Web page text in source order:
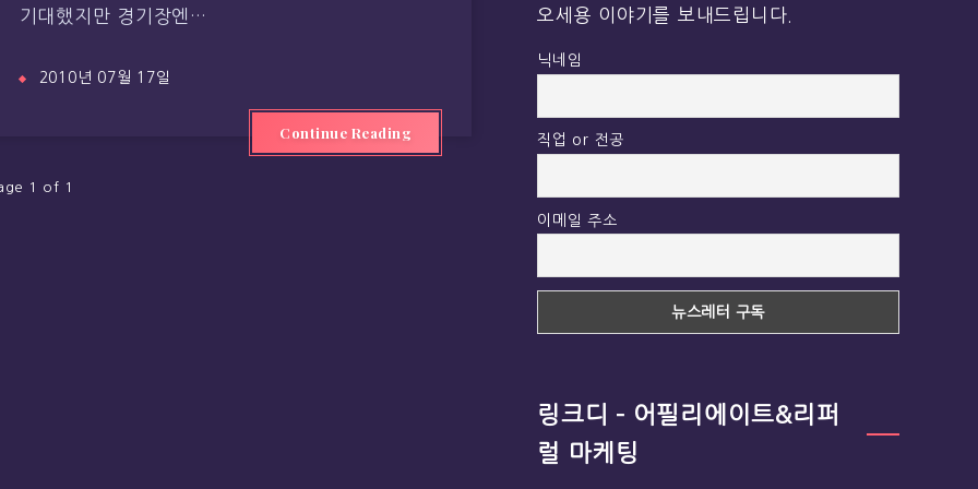
기대했지만 경기장엔…
2010년 07월 17일
Continue Reading
1 of 1
오세용 이야기를 보내드립니다.
닉네임
직업 or 전공
이메일 주소
링크디 – 어필리에이트&리퍼
럴 마케팅